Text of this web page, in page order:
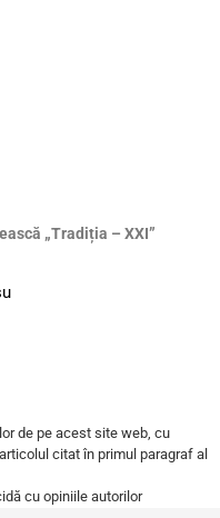
„Tradiția – XXI”
de pe acest site web, cu
citat în primul paragraf al
cu opiniile autorilor